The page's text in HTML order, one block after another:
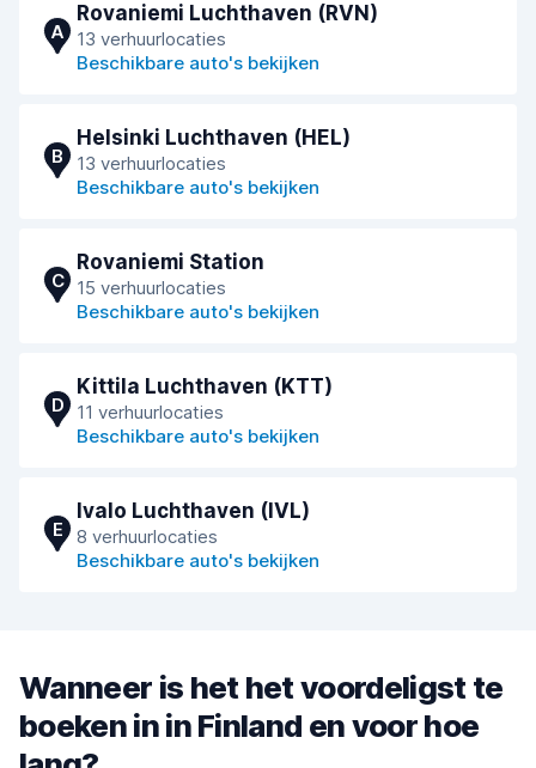
A
Rovaniemi Luchthaven (RVN)
13 verhuurlocaties
Beschikbare auto's bekijken
B
Helsinki Luchthaven (HEL)
13 verhuurlocaties
Beschikbare auto's bekijken
C
Rovaniemi Station
15 verhuurlocaties
Beschikbare auto's bekijken
D
Kittila Luchthaven (KTT)
11 verhuurlocaties
Beschikbare auto's bekijken
E
Ivalo Luchthaven (IVL)
8 verhuurlocaties
Beschikbare auto's bekijken
Wanneer is het het voordeligst te
boeken in in Finland en voor hoe